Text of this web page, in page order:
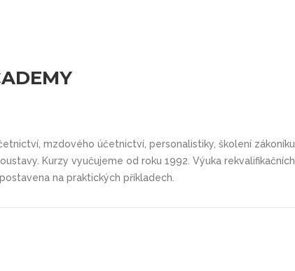
mzdového účetnictví, personalistiky, školení zákoníku
Kurzy vyučujeme od roku 1992. Výuka rekvalifikačních
na praktických příkladech.